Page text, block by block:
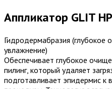
Аппликатор GLIT HP
Гидродермабразия (глубокое
увлажнение)
Обеспечивает глубокое
пилинг, который удаляет
подготавливает эпидермис к